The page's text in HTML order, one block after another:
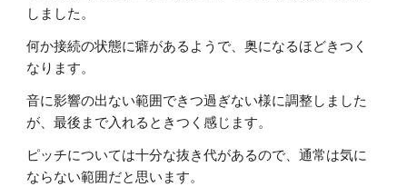
しました。
何か接続の状態に癖があるようで、奥になるほどきつく
なります。
音に影響の出ない範囲できつ過ぎない様に調整しました
が、最後まで入れるときつく感じます。
ピッチについては十分な抜き代があるので、通常は気に
ならない範囲だと思います。